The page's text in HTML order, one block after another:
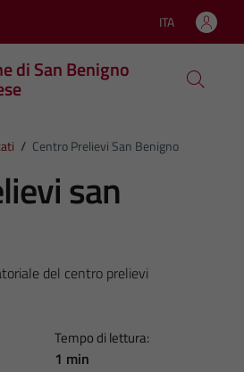
Lingua attiva:
ITA
di San Benigno
/ Centro Prelievi San Benigno
san
del centro prelievi
Tempo di lettura:
1 min